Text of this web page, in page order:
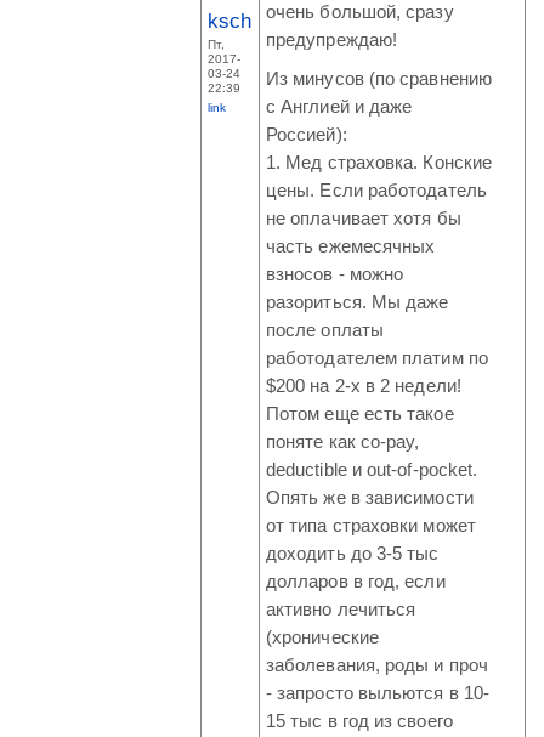
ksch
Пт,
2017-
03-24
22:39
link
очень большой, сразу
предупреждаю!
Из минусов (по сравнению
с Англией и даже
Россией):
1. Мед страховка. Конские
цены. Если работодатель
не оплачивает хотя бы
часть ежемесячных
взносов - можно
разориться. Мы даже
после оплаты
работодателем платим по
$200 на 2-х в 2 недели!
Потом еще есть такое
поняте как co-pay,
deductible и out-of-pocket.
Опять же в зависимости
от типа страховки может
доходить до 3-5 тыс
долларов в год, если
активно лечиться
(хронические
заболевания, роды и проч
- запросто выльются в 10-
15 тыс в год из своего